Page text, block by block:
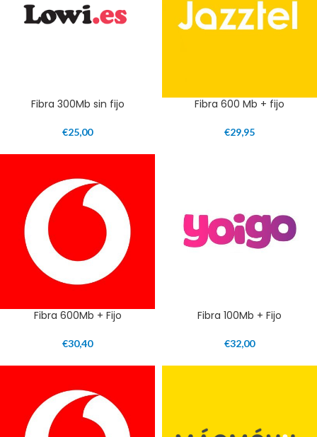
Fibra 300Mb sin fijo
€25,00
Fibra 600 Mb + fijo
€29,95
Fibra 600Mb + Fijo
€30,40
Fibra 100Mb + Fijo
€32,00